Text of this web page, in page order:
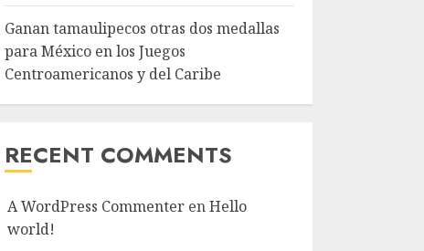
Ganan tamaulipecos otras dos medallas
para México en los Juegos
Centroamericanos y del Caribe
RECENT COMMENTS
A WordPress Commenter enHello
world!